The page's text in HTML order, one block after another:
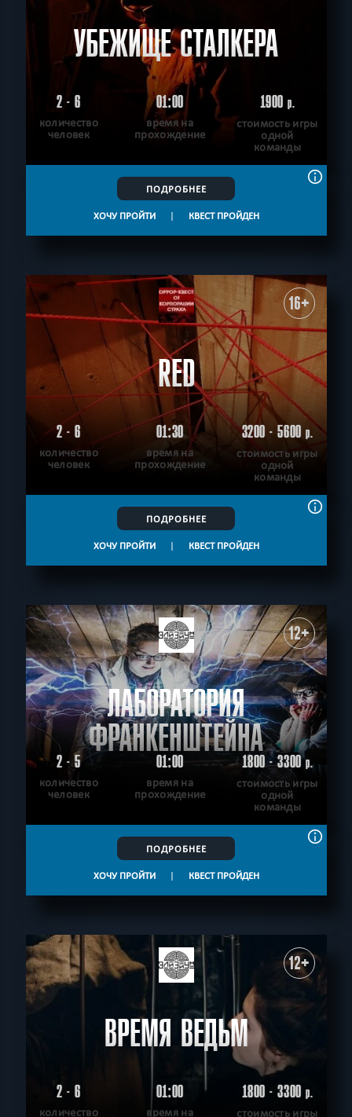
УБЕЖИЩЕ СТАЛКЕРА
2 - 6
количество
человек
01:00
время на
прохождение
1900р.
стоимость игры
одной
команды
ПОДРОБНЕЕ
ХОЧУ ПРОЙТИ | КВЕСТ ПРОЙДЕН
16+
RED
2 - 6
количество
человек
01:30
время на
прохождение
3200 - 5600р.
стоимость игры
одной
команды
ПОДРОБНЕЕ
ХОЧУ ПРОЙТИ | КВЕСТ ПРОЙДЕН
12+
ЛАБОРАТОРИЯ
ФРАНКЕНШТЕЙНА
2 - 5
количество
человек
01:00
время на
прохождение
1800 - 3300р.
стоимость игры
одной
команды
ПОДРОБНЕЕ
ХОЧУ ПРОЙТИ | КВЕСТ ПРОЙДЕН
12+
ВРЕМЯ ВЕДЬМ
2 - 6
количество
01:00
время на
1800 - 3300р.
стоимость игры